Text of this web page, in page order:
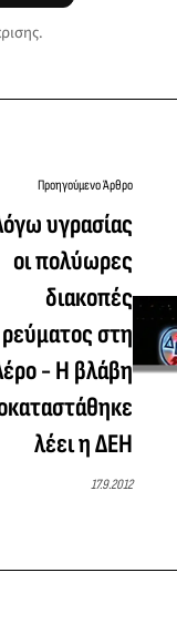
Προηγούμενο Άρθρο
υγρασίας
οι πολύωρες
διακοπές
ρεύματος στη
- Η βλάβη
λέει η ΔΕΗ
17.9.2012